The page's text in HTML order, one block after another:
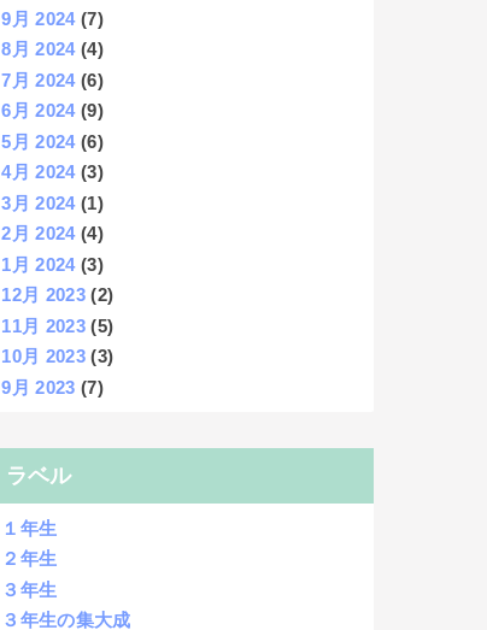
9月 2024(7)
8月 2024(4)
7月 2024(6)
6月 2024(9)
5月 2024(6)
4月 2024(3)
3月 2024(1)
2月 2024(4)
1月 2024(3)
12月 2023 (2)
11月 2023 (5)
10月 2023 (3)
9月 2023 (7)
ラベル
１年生
２年生
３年生
３年生の集大成